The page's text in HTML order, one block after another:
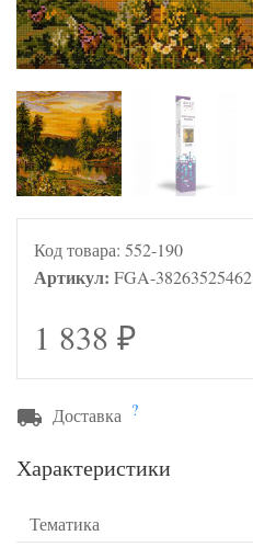
Код товара: 552-190
Артикул: FGA-38263525462
1 838 ₽
Доставка ?
Характеристики
Тематика